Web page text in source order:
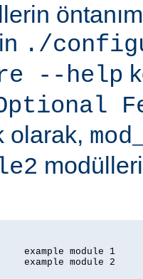
./
--help
olarak,
example module 1
example module 2